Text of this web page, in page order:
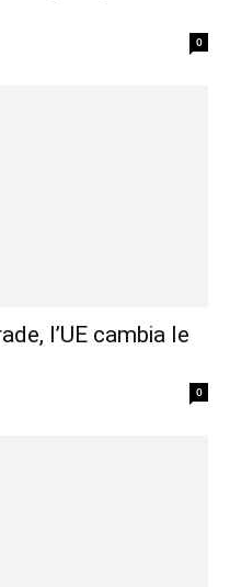
0
l’UE cambia le
0